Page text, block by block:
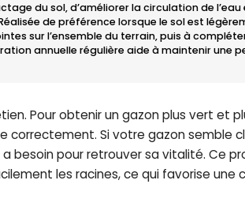
du sol, d’améliorer la circulation de
de préférence lorsque le sol est
sur l’ensemble du terrain, puis à
annuelle régulière aide à maintenir une
Pour obtenir un gazon plus vert et
correctement. Si votre gazon semble
besoin pour retrouver sa vitalité. Ce
les racines, ce qui favorise une